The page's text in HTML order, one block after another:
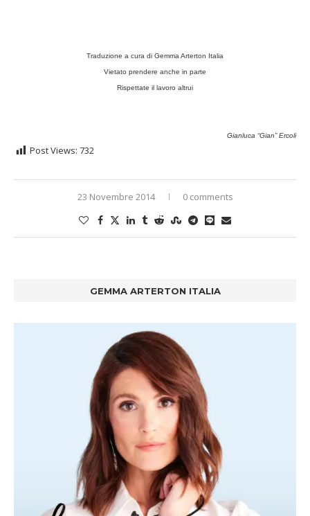
Traduzione a cura di Gemma Arterton Italia
Vietato prendere anche in parte
Rispettate il lavoro altrui
Gianluca “Gian” Ercoli
Post Views: 732
23 Novembre 2014 0 comments
GEMMA ARTERTON ITALIA